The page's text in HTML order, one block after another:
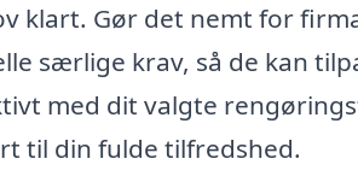
klart. Gør det nemt for
særlige krav, så de kan
med dit valgte
til din fulde tilfredshed.